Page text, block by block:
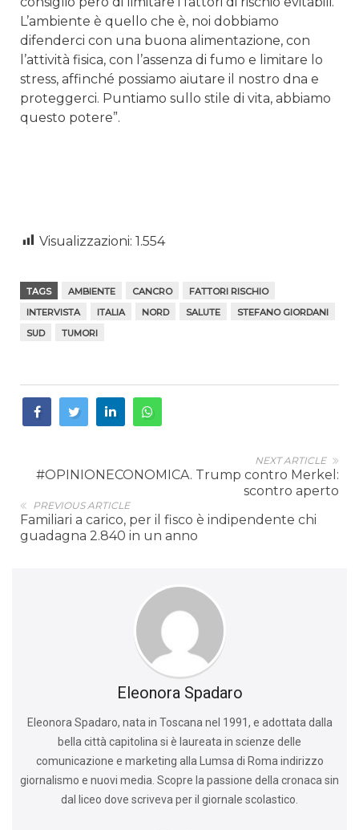
L’ambiente è quello che è, noi dobbiamo
difenderci con una buona alimentazione, con
l’attività fisica, con l’assenza di fumo e limitare lo
stress, affinché possiamo aiutare il nostro dna e
proteggerci. Puntiamo sullo stile di vita, abbiamo
questo potere”.
Visualizzazioni: 1.554
TAGS AMBIENTE CANCRO
FATTORI RISCHIO
INTERVISTA
ITALIA NORD SALUTE
STEFANO GIORDANI
SUD
TUMORI
NEXT ARTICLE
#OPINIONECONOMICA. Trump contro Merkel:
scontro aperto
PREVIOUS ARTICLE
Familiari a carico, per il fisco è indipendente chi
guadagna 2.840 in un anno
Eleonora Spadaro
Eleonora Spadaro, nata in Toscana nel 1991, e adottata dalla
bella città capitolina si è laureata in scienze delle
comunicazione e marketing alla Lumsa di Roma indirizzo
giornalismo e nuovi media. Scopre la passione della cronaca sin
dal liceo dove scriveva per il giornale scolastico.